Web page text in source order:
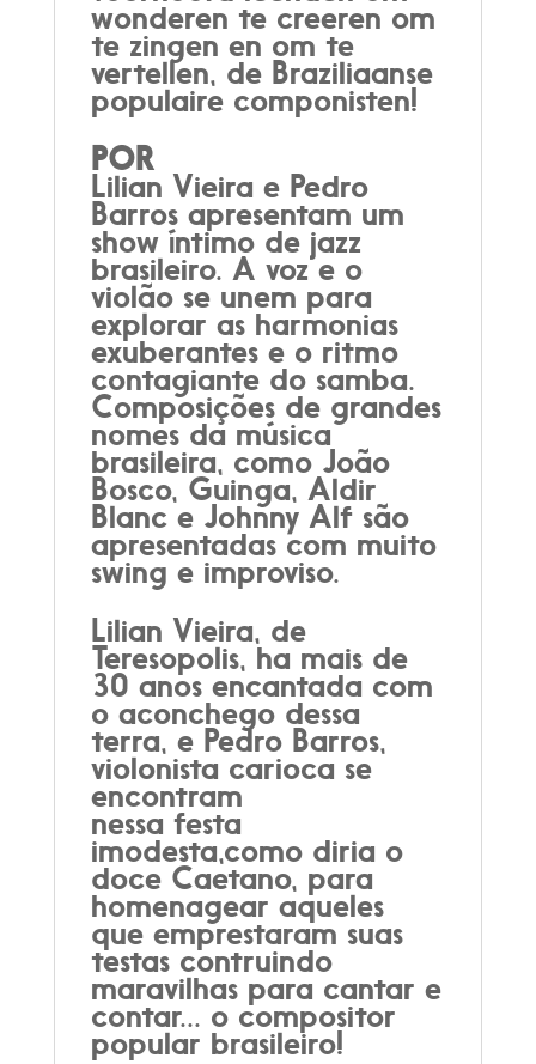
wonderen te creeren om
te zingen en om te
vertellen, de Braziliaanse
populaire componisten!
POR
Lilian Vieira e Pedro
Barros apresentam um
show íntimo de jazz
brasileiro. A voz e o
violão se unem para
explorar as harmonias
exuberantes e o ritmo
contagiante do samba.
Composições de grandes
nomes da música
brasileira, como João
Bosco, Guinga, Aldir
Blanc e Johnny Alf são
apresentadas com muito
swing e improviso.
Lilian Vieira, de
Teresopolis, ha mais de
30 anos encantada com
o aconchego dessa
terra, e Pedro Barros,
violonista carioca se
encontram
nessa festa
imodesta,como diria o
doce Caetano, para
homenagear aqueles
que emprestaram suas
testas contruindo
maravilhas para cantar e
contar... o compositor
popular brasileiro!